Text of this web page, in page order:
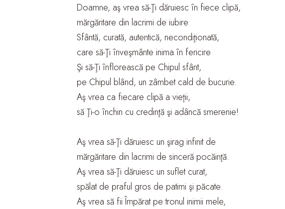
Doamne, aş vrea să-Ţi dăruiesc în fiece clipă,
mărgăritare din lacrimi de iubire
Sfântă, curată, autentică, necondiţionată,
care să-Ţi înveşmânte inima în fericire
Şi să-Ţi înflorească pe Chipul sfânt,
pe Chipul blând, un zâmbet cald de bucurie.
Aş vrea ca fiecare clipă a vieţii,
să Ţi-o închin cu credinţă şi adâncă smerenie!
Aş vrea să-Ţi dăruiesc un şirag infinit de
mărgăritare din lacrimi de sinceră pocăinţă.
Aş vrea să-Ţi dăruiesc un suflet curat,
spălat de praful gros de patimi şi păcate.
Aş vrea să fii Împărat pe tronul inimii mele,